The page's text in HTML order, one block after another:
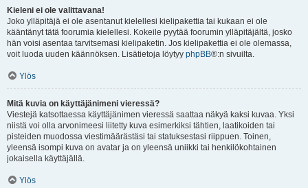
Kieleni ei ole valittavana!
Joko ylläpitäjä ei ole asentanut kielellesi kielipakettia tai kukaan ei ole
kääntänyt tätä foorumia kielellesi. Kokeile pyytää foorumin ylläpitäjältä, josko
hän voisi asentaa tarvitsemasi kielipaketin. Jos kielipakettia ei ole olemassa,
voit luoda uuden käännöksen. Lisätietoja löytyy phpBB®:n sivuilta.
Ylös
Mitä kuvia on käyttäjänimeni vieressä?
Viestejä katsottaessa käyttäjänimen vieressä saattaa näkyä kaksi kuvaa. Yksi
niistä voi olla arvonimeesi liitetty kuva esimerkiksi tähtien, laatikoiden tai
pisteiden muodossa viestimäärästäsi tai statuksestasi riippuen. Toinen,
yleensä isompi kuva on avatar ja on yleensä uniikki tai henkilökohtainen
jokaisella käyttäjällä.
Ylös